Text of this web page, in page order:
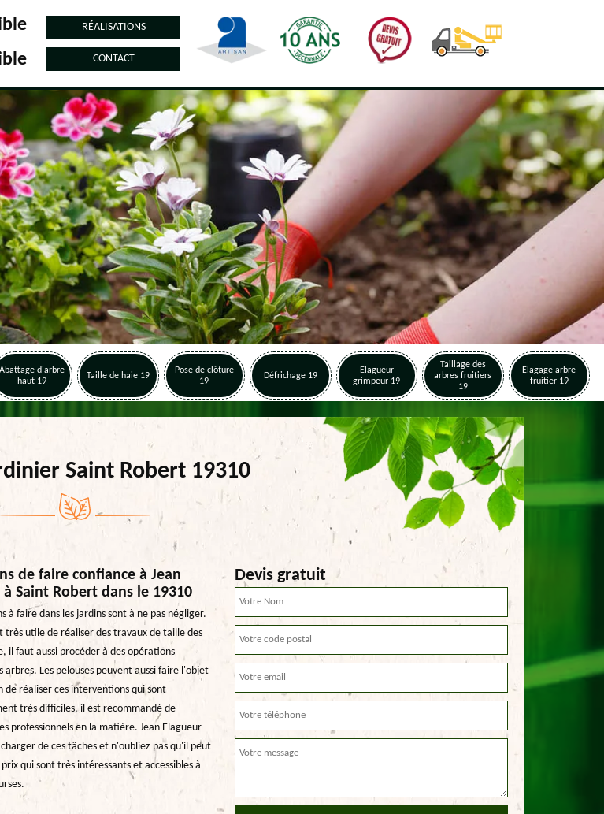
RÉALISATIONS
CONTACT
Abattage d'arbre
haut 19
Taille de haie 19
Pose de clôture
19
Défrichage 19
Elagueur
grimpeur 19
Taillage des
arbres fruitiers
19
Elagage arbre
fruitier 19
Saint Robert 19310
de faire confiance à Jean
à Saint Robert dans le 19310
à faire dans les jardins sont à ne pas négliger.
très utile de réaliser des travaux de taille des
il faut aussi procéder à des opérations
arbres. Les pelouses peuvent aussi faire l'objet
de réaliser ces interventions qui sont
très difficiles, il est recommandé de
professionnels en la matière. Jean Elagueur
de ces tâches et n'oubliez pas qu'il peut
qui sont très intéressants et accessibles à
Devis gratuit